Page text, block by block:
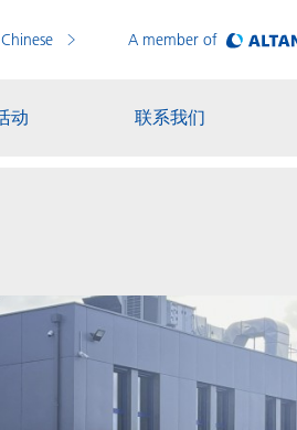
Chinese A member of
动 联系我们